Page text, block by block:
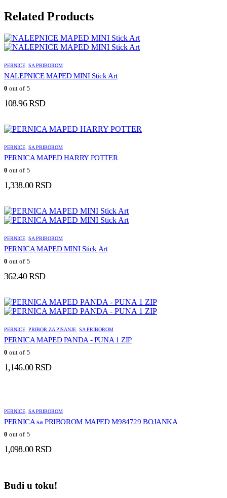
Related Products
PERNICE, SA PRIBOROM
NALEPNICE MAPED MINI Stick Art
0 out of 5
108.96RSD
PERNICE, SA PRIBOROM
PERNICA MAPED HARRY POTTER
0 out of 5
1,338.00RSD
PERNICE, SA PRIBOROM
PERNICA MAPED MINI Stick Art
0 out of 5
362.40RSD
PERNICE, PRIBOR ZA PISANJE, SA PRIBOROM
PERNICA MAPED PANDA - PUNA 1 ZIP
0 out of 5
1,146.00RSD
PERNICE, SA PRIBOROM
PERNICA sa PRIBOROM MAPED M984729 BOJANKA
0 out of 5
1,098.00RSD
Budi u toku!